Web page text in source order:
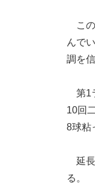
この
んで
調を
第1
10回
8球粘
延長
る。